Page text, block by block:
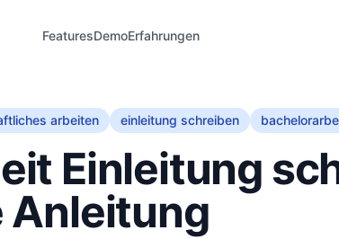
FeaturesDemoErfahrungen
arbeiten einleitung schreiben
Einleitung
Anleitung